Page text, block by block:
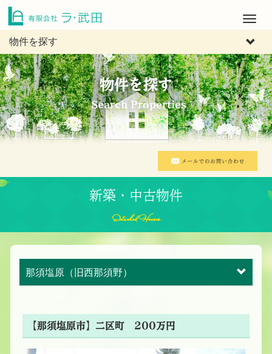
M
e
u
物件を探す
物件を探す
Search Properties
新築・中古物件
Detached Houses
那須塩原（旧西那須野）
【那須塩原市】二区町 200万円